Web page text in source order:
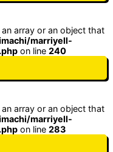
array or an object that
marriyell-
on line 240
array or an object that
marriyell-
on line 283